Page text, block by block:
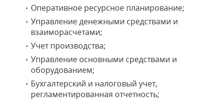
Оперативное ресурсное планирование;
Управление денежными средствами и
взаиморасчетами;
Учет производства;
Управление основными средствами и
оборудованием;
Бухгалтерский и налоговый учет,
регламентированная отчетность;